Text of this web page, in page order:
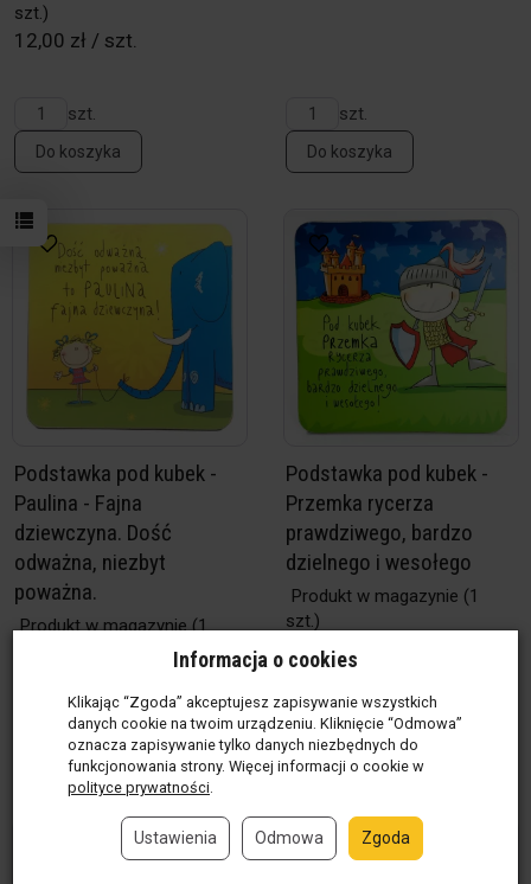
szt.)
12,00 zł / szt.
szt.
Do koszyka
szt.
Do koszyka
Podstawka pod kubek -
Paulina - Fajna
dziewczyna. Dość
odważna, niezbyt
poważna.
Produkt w magazynie(1
szt.
Do koszyka
Podstawka pod kubek -
Przemka rycerza
prawdziwego, bardzo
dzielnego i wesołego
Produkt w magazynie (1
szt.)
12,00 zł / szt.
szt.
Do koszyka
Informacja o cookies
Klikając “Zgoda” akceptujesz zapisywanie wszystkich
danych cookie na twoim urządzeniu. Kliknięcie “Odmowa”
oznacza zapisywanie tylko danych niezbędnych do
funkcjonowania strony. Więcej informacji o cookie w
polityce prywatności.
Ustawienia Odmowa Zgoda